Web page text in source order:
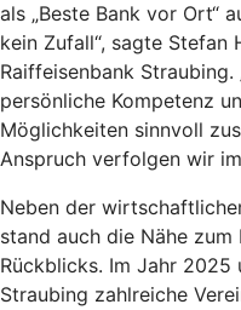
als „Beste Bank vor Ort“
kein Zufall“, sagte Stefan
Raiffeisenbank
persönliche Kompetenz
Möglichkeiten sinnvoll
Anspruch verfolgen wir
Neben der
stand auch die Nähe
Rückblicks. Im Jahr
Straubing zahlreiche